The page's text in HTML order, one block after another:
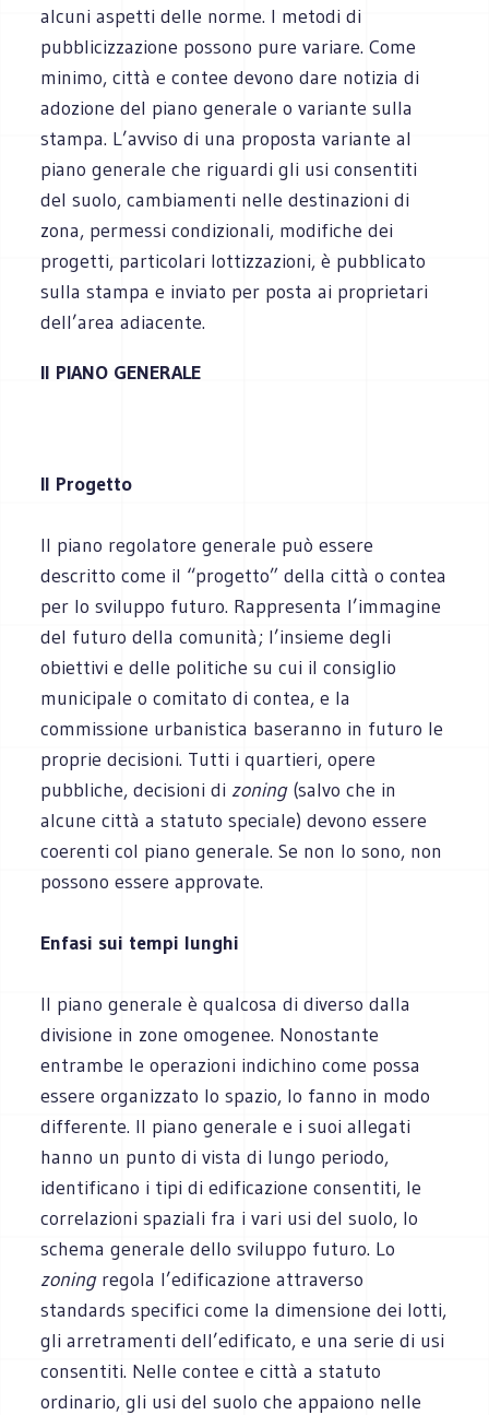
alcuni aspetti delle norme. I metodi di
pubblicizzazione possono pure variare. Come
minimo, città e contee devono dare notizia di
adozione del piano generale o variante sulla
stampa. L’avviso di una proposta variante al
piano generale che riguardi gli usi consentiti
del suolo, cambiamenti nelle destinazioni di
zona, permessi condizionali, modifiche dei
progetti, particolari lottizzazioni, è pubblicato
sulla stampa e inviato per posta ai proprietari
dell’area adiacente.
Il PIANO GENERALE
Il Progetto
Il piano regolatore generale può essere
descritto come il “progetto” della città o contea
per lo sviluppo futuro. Rappresenta l’immagine
del futuro della comunità; l’insieme degli
obiettivi e delle politiche su cui il consiglio
municipale o comitato di contea, e la
commissione urbanistica baseranno in futuro le
proprie decisioni. Tutti i quartieri, opere
pubbliche, decisioni di zoning(salvo che in
alcune città a statuto speciale) devono essere
coerenti col piano generale. Se non lo sono, non
possono essere approvate.
Enfasi sui tempi lunghi
Il piano generale è qualcosa di diverso dalla
divisione in zone omogenee. Nonostante
entrambe le operazioni indichino come possa
essere organizzato lo spazio, lo fanno in modo
differente. Il piano generale e i suoi allegati
hanno un punto di vista di lungo periodo,
identificano i tipi di edificazione consentiti, le
correlazioni spaziali fra i vari usi del suolo, lo
schema generale dello sviluppo futuro. Lo
zoningregola l’edificazione attraverso
standards specifici come la dimensione dei lotti,
gli arretramenti dell’edificato, e una serie di usi
consentiti. Nelle contee e città a statuto
ordinario, gli usi del suolo che appaiono nelle